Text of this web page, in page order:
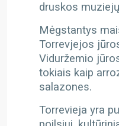
druskos
Mėgstantys
Torrevjejos
Viduržemio
tokiais kaip
salazones.
Torrevieja yra